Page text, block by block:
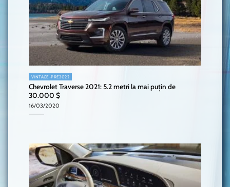
VINTAGE-PRE2022
Chevrolet Traverse 2021: 5.2 metri la mai puțin de
30.000 $
16/03/2020